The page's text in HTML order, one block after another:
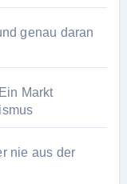
genau daran
Markt
nie aus der